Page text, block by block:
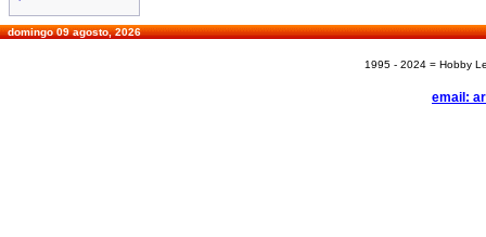
domingo 09 agosto, 2026
1995 - 2024 = Hobby
email: